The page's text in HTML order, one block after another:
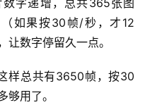
字递增，总共365张图
如果按30帧/秒，才12
让数字停留久一点。
样总共有3650帧，按30
用了。